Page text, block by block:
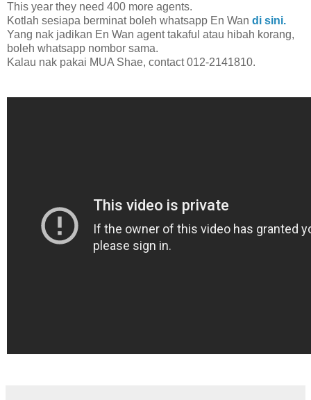
This year they need 400 more agents.
Kotlah sesiapa berminat boleh whatsapp En Wan di sini.
Yang nak jadikan En Wan agent takaful atau hibah korang,
boleh whatsapp nombor sama.
Kalau nak pakai MUA Shae, contact 012-2141810.